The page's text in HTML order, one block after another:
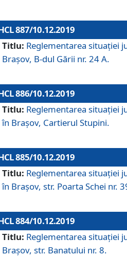
887/10.12.2019
Titlu: Reglementarea situației
Brașov, B-dul Gării nr. 24 A.
886/10.12.2019
Titlu: Reglementarea situaţiei
în Braşov, Cartierul Stupini.
885/10.12.2019
Titlu: Reglementarea situației
în Brașov, str. Poarta Schei nr.
884/10.12.2019
Titlu: Reglementarea situației
Brașov, str. Banatului nr. 8.